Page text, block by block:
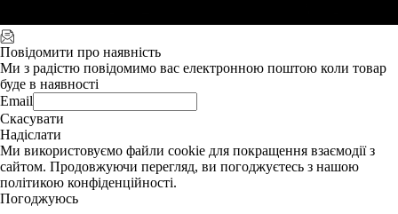
Повідомити про наявність
Ми з радістю повідомимо вас електронною поштою коли товар
буде в наявності
Email
Скасувати
Надіслати
Ми використовуємо файли cookie для покращення взаємодії з
сайтом. Продовжуючи перегляд, ви погоджуєтесь з нашою
політикою конфіденційності.
Погоджуюсь